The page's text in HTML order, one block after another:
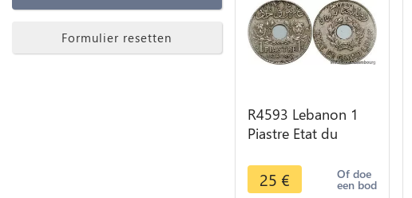
Formulier resetten
R4593 Lebanon 1
Piastre Etat du
Paris -> Make offer
25 € Of doe
een bod